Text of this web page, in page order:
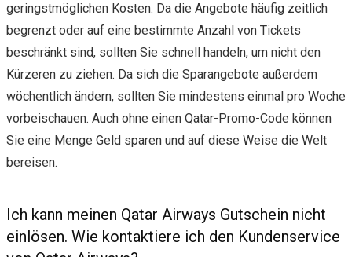
geringstmöglichen Kosten. Da die Angebote häufig zeitlich
begrenzt oder auf eine bestimmte Anzahl von Tickets
beschränkt sind, sollten Sie schnell handeln, um nicht den
Kürzeren zu ziehen. Da sich die Sparangebote außerdem
wöchentlich ändern, sollten Sie mindestens einmal pro Woche
vorbeischauen. Auch ohne einen Qatar-Promo-Code können
Sie eine Menge Geld sparen und auf diese Weise die Welt
bereisen.
Ich kann meinen Qatar Airways Gutschein nicht
einlösen. Wie kontaktiere ich den Kundenservice